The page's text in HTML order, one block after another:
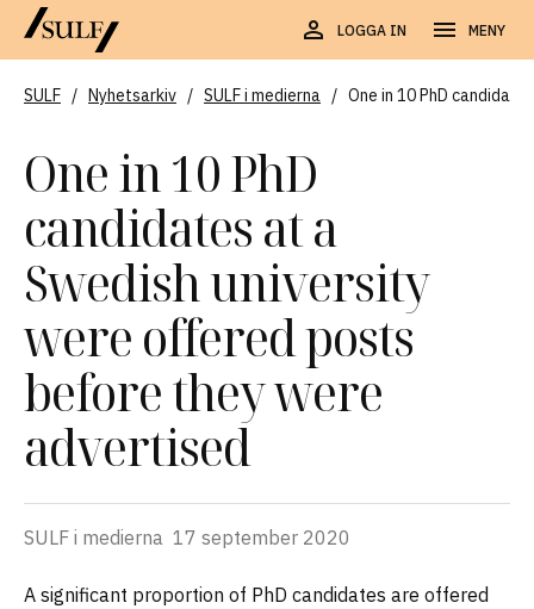
LOGGA IN MENY
SULF / Nyhetsarkiv / SULF i medierna / One in 10 PhD
One in 10 PhD
candidates at a
Swedish university
were offered posts
before they were
advertised
SULF i medierna 17 september 2020
A significant proportion of PhD candidates are offered